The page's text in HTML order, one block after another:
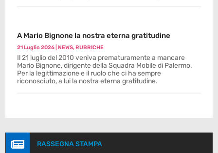
A Mario Bignone la nostra eterna gratitudine
21 Luglio 2026 NEWS, RUBRICHE
Il 21 luglio del 2010 veniva prematuramente a mancare
Mario Bignone, dirigente della Squadra Mobile di Palermo.
Per la legittimazione e il ruolo che ci ha sempre
riconosciuto, a lui la nostra eterna gratitudine.
 RASSEGNA STAMPA